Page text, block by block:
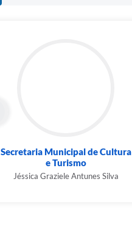
Secretaria Municipal de Cultura
e Turismo
Jéssica Graziele Antunes Silva